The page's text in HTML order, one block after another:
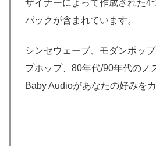
ザイナーによって作成された4
パックが含まれています。
シンセウェーブ、モダンポッ
プホップ、80年代/90年代のノ
Baby Audioがあなたの好みを